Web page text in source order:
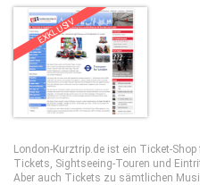
EXKLUSIV
London-Kurztrip.de ist ein Ticket-
Tickets, Sightseeing-Touren und
Aber auch Tickets zu sämtlichen